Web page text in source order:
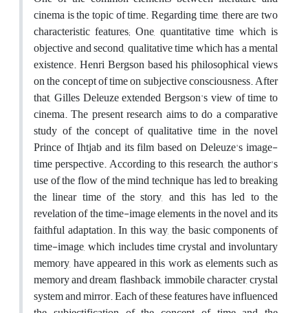
cinema is the topic of time. Regarding time, there are two
characteristic features; One, quantitative time which is
objective and second, qualitative time which has a mental
existence. Henri Bergson based his philosophical views
on the concept of time on subjective consciousness. After
that, Gilles Deleuze extended Bergson's view of time to
cinema. The present research aims to do a comparative
study of the concept of qualitative time in the novel
Prince of Ihtjab and its film based on Deleuze's image-
time perspective. According to this research, the author's
use of the flow of the mind technique has led to breaking
the linear time of the story, and this has led to the
revelation of the time-image elements in the novel and its
faithful adaptation. In this way, the basic components of
time-image, which includes time crystal and involuntary
memory, have appeared in this work as elements such as
memory and dream, flashback, immobile character, crystal
system and mirror. Each of these features have influenced